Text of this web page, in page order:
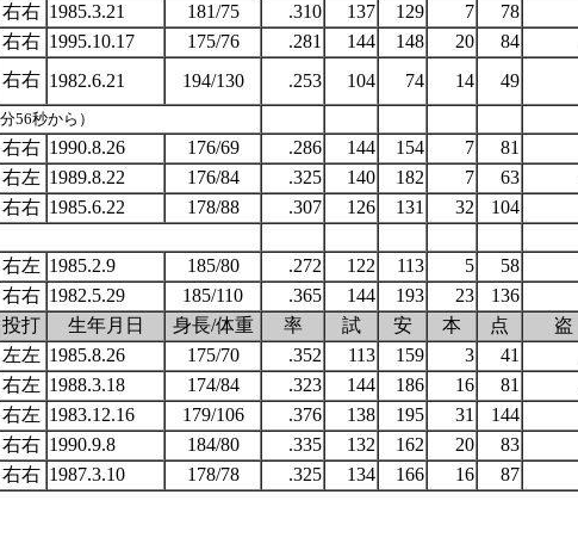
右右 1985.3.21 181/75 .310 137 129 7 78
右右 1995.10.17 175/76 .281 144 148 20 84
右右 1982.6.21 194/130 .253 104 74 14 49
56秒から）
右右 1990.8.26 176/69 .286 144 154 7 81
右左 1989.8.22 176/84 .325 140 182 7 63
右右 1985.6.22 178/88 .307 126 131 32 104
右左 1985.2.9 185/80 .272 122 113 5 58
右右 1982.5.29 185/110 .365 144 193 23 136
投打 生年月日 身長/体重 率 試 安 本 点
盗
左左 1985.8.26 175/70 .352 113 159 3 41
右左 1988.3.18 174/84 .323 144 186 16 81
右左 1983.12.16 179/106 .376 138 195 31 144
右右 1990.9.8 184/80 .335 132 162 20 83
右右 1987.3.10 178/78 .325 134 166 16 87